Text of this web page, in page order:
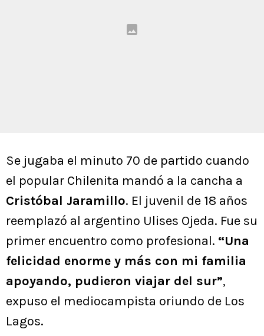
Se jugaba el minuto 70 de partido cuando
el popular Chilenita mandó a la cancha a
Cristóbal Jaramillo. El juvenil de 18 años
reemplazó al argentino Ulises Ojeda. Fue su
primer encuentro como profesional. “Una
felicidad enorme y más con mi familia
apoyando, pudieron viajar del sur”,
expuso el mediocampista oriundo de Los
Lagos.